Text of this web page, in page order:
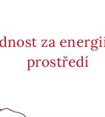
za
prostředí